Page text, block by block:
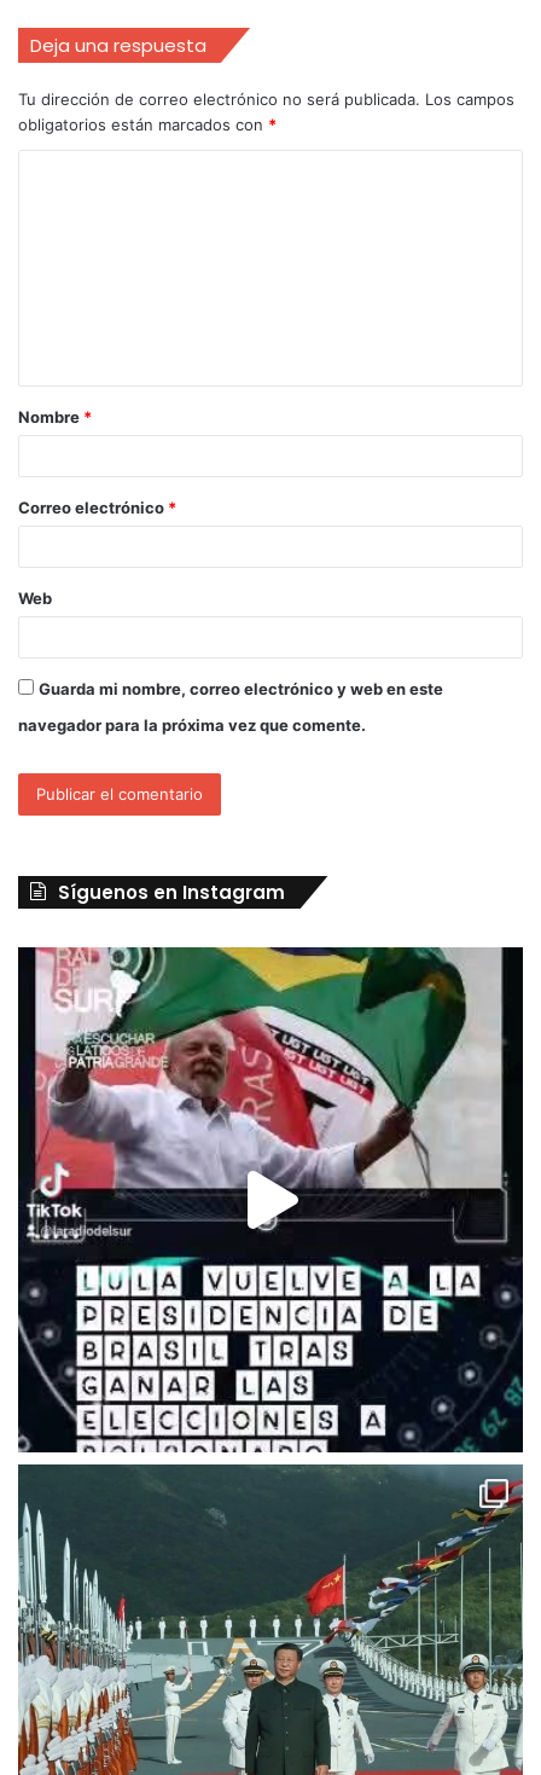
Deja una respuesta
Tu dirección de correo electrónico no será publicada. Los campos
obligatorios están marcados con *
Nombre *
Correo electrónico *
Web
Guarda mi nombre, correo electrónico y web en este
navegador para la próxima vez que comente.
Síguenos en Instagram